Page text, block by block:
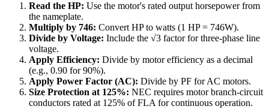
Read the HP: Use the motor's rated output horsepower from
the nameplate.
Multiply by 746: Convert HP to watts (1 HP = 746W).
Divide by Voltage: Include the √3 factor for three-phase line
voltage.
Apply Efficiency: Divide by motor efficiency as a decimal
(e.g., 0.90 for 90%).
Apply Power Factor (AC): Divide by PF for AC motors.
Size Protection at 125%: NEC requires motor branch-circuit
conductors rated at 125% of FLA for continuous operation.